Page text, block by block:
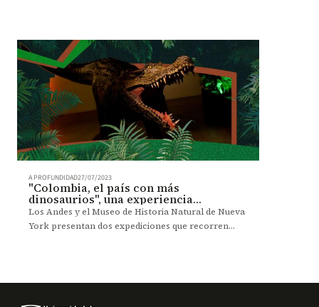
A PROFUNDIDAD27/07/2023
"Colombia, el país con más
dinosaurios", una experiencia
sensorial
Los Andes y el Museo de Historia Natural de Nueva
York presentan dos expediciones que recorren